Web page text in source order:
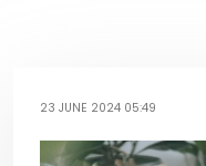
23 JUNE 2024 05:49